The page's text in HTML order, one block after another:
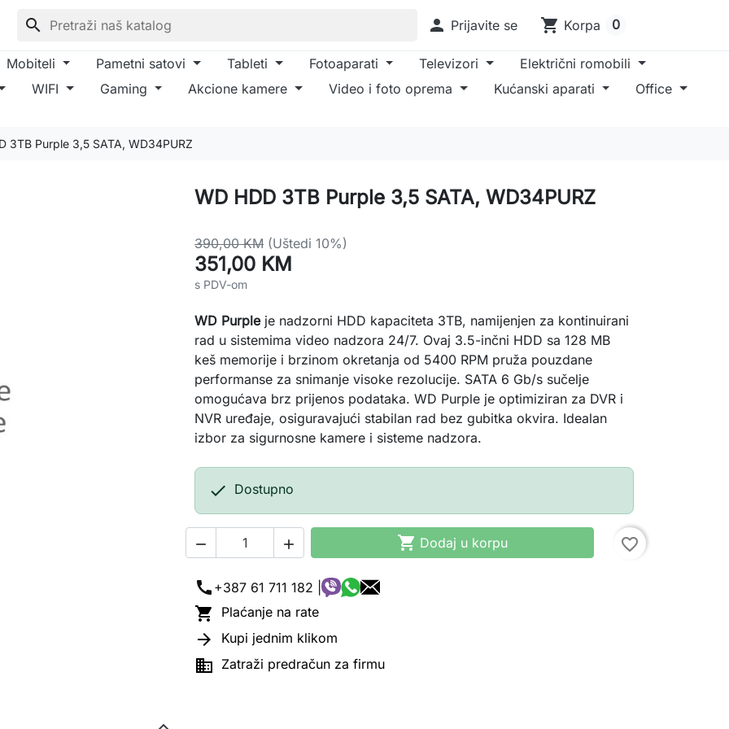
search  Prijavite se shopping_cart Korpa 0
Mobiteli Pametni satovi Tableti Fotoaparati Televizori
Električni romobili
WIFI
Gaming Akcione kamere Video i foto oprema Kućanski aparati Office
3TB Purple 3,5 SATA, WD34PURZ
WD HDD 3TB Purple 3,5 SATA, WD34PURZ
390,00 KM (Uštedi 10%)
351,00 KM
s PDV-om
WD Purpleje nadzorni HDD kapaciteta 3TB, namijenjen za kontinuirani
rad u sistemima video nadzora 24/7. Ovaj 3.5-inčni HDD sa 128 MB
keš memorije i brzinom okretanja od 5400 RPM pruža pouzdane
performanse za snimanje visoke rezolucije. SATA 6 Gb/s sučelje
omogućava brz prijenos podataka. WD Purple je optimiziran za DVR i
NVR uređaje, osiguravajući stabilan rad bez gubitka okvira. Idealan
izbor za sigurnosne kamere i sisteme nadzora.
 Dostupno
   Dodaj u korpu favorite_border
call +387 61 711 182 |
 Plaćanje na rate
 Kupi jednim klikom
 Zatraži predračun za firmu